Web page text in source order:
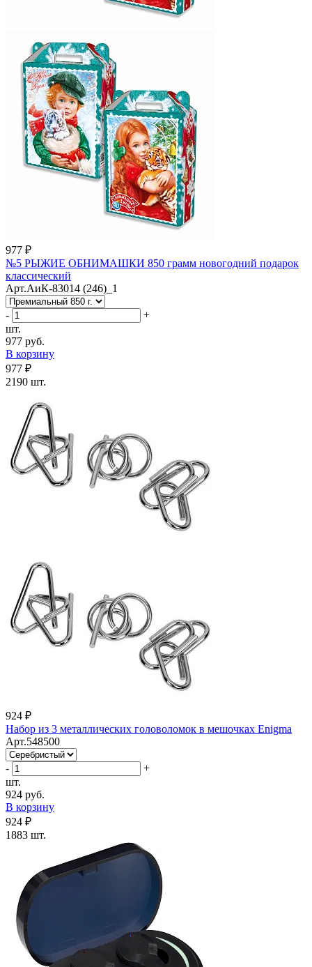
977 ₽
№5 РЫЖИЕ ОБНИМАШКИ 850 грамм новогодний подарок
классический
Арт.АиК-83014 (246)_1
-
+
шт.
977 руб.
В корзину
977 ₽
2190 шт.
924 ₽
Набор из 3 металлических головоломок в мешочках Enigma
Арт.548500
-
+
шт.
924 руб.
В корзину
924 ₽
1883 шт.